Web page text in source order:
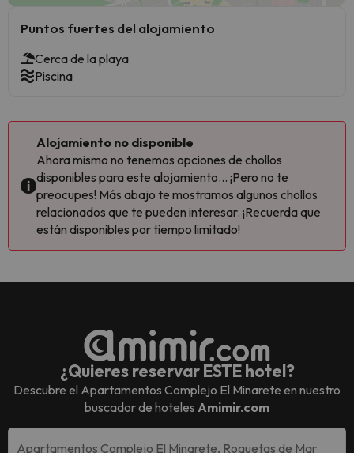
Puntos fuertes del alojamiento
Cerca de la playa
Piscina
Alojamiento no disponible
Ahora mismo no tenemos opciones de chollos
disponibles para este alojamiento... ¡Pero no te
preocupes! Más abajo te mostramos algunos chollos
relacionados que te pueden interesar. ¡Recuerda que
están disponibles por tiempo limitado!
¿Quieres reservar ESTE hotel?
Descubre el Apartamentos Complejo El Minarete en nuestro
buscador de hoteles Amimir.com